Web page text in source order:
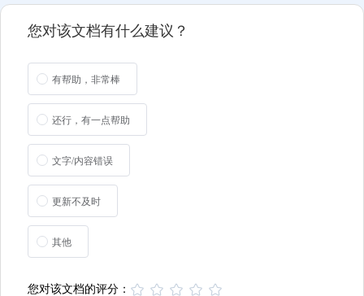
您对该文档有什么建议？
有帮助，非常棒
还行，有一点帮助
文字/内容错误
更新不及时
其他
您对该文档的评分：